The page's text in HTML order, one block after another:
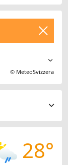
© MeteoSvizzera
28°